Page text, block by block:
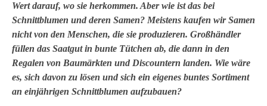
Wert darauf, wo sie herkommen. Aber wie ist das bei
Schnittblumen und deren Samen? Meistens kaufen wir Samen
nicht von den Menschen, die sie produzieren. Großhändler
füllen das Saatgut in bunte Tütchen ab, die dann in den
Regalen von Baumärkten und Discountern landen. Wie wäre
es, sich davon zu lösen und sich ein eigenes buntes Sortiment
an einjährigen Schnittblumen aufzubauen?